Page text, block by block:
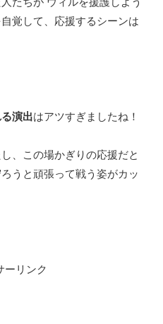
覚して、応援するシーンは
演出はアツすぎましたね！
、この場かぎりの応援だと
うと頑張って戦う姿がカッ
ーリンク